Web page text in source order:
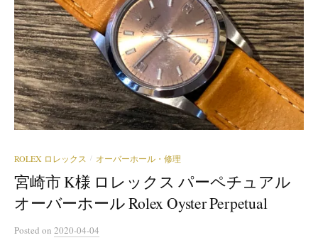
ROLEX ロレックス / オーバーホール・修理
宮崎市 K様 ロレックス パーペチュアル
オーバーホール Rolex Oyster Perpetual
Posted on 2020-04-04